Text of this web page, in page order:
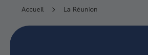
n
i
Accueil La Réunion